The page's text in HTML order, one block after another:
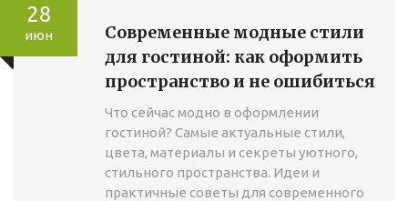
28
июн
Современные модные стили
для гостиной: как оформить
пространство и не ошибиться
Что сейчас модно в оформлении
гостиной? Самые актуальные стили,
цвета, материалы и секреты уютного,
стильного пространства. Идеи и
практичные советы для современного